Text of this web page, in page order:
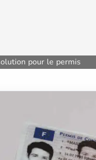
pour le permis